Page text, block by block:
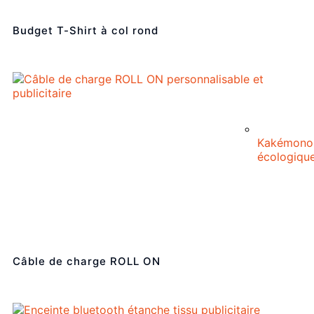
Kakémono
Budget T-Shirt à col rond
Câble de charge ROLL ON